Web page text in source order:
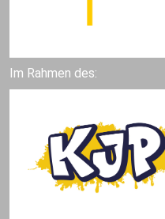
Im Rahmen des: